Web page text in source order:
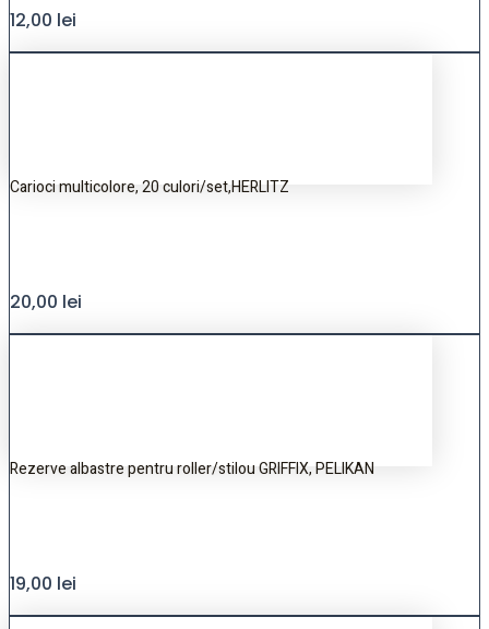
12,00 lei
Carioci multicolore, 20 culori/set,HERLITZ
20,00 lei
Rezerve albastre pentru roller/stilou GRIFFIX, PELIKAN
19,00 lei